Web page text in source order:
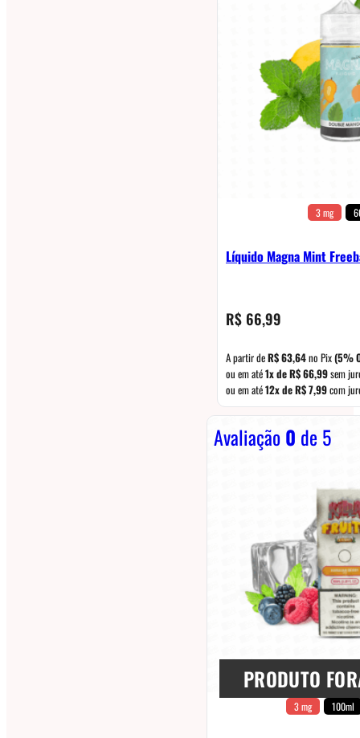
3 mg
Líquido Magna Mint
R$ 66,99
A partir deR$63,64no Pix(5%
ou em até1x deR$66,99sem
ou em até12x deR$7,99com
Avaliação0 de 5
PRODUTO
3 mg 100ml